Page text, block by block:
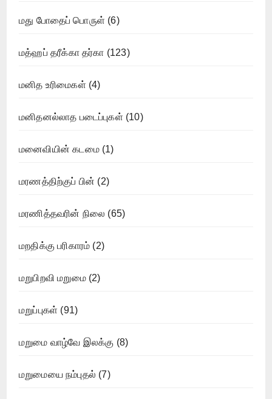
மது போதைப் பொருள் (6)
மத்ஹப் தரீக்கா தர்கா (123)
மனித உரிமைகள் (4)
மனிதனல்லாத படைப்புகள் (10)
மனைவியின் கடமை(1)
மரணத்திற்குப் பின் (2)
மரணித்தவரின் நிலை (65)
மறதிக்கு பரிகாரம் (2)
மறுபிறவி மறுமை(2)
மறுப்புகள் (91)
மறுமை வாழ்வே இலக்கு (8)
மறுமையை நம்புதல் (7)